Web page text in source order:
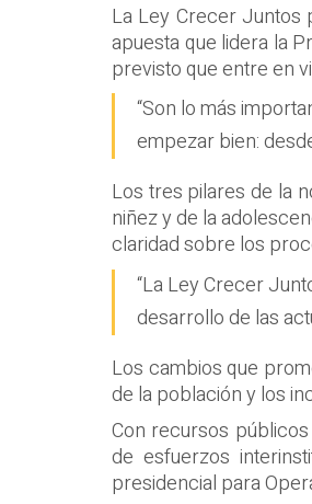
La Ley Crecer Juntos
apuesta que lidera la
previsto que entre en
“Son lo más
empezar bien:
Los tres pilares de la
niñez y de la
claridad sobre los
“La Ley Crecer
desarrollo de las
Los cambios que
de la población y los
Con recursos
de esfuerzos
presidencial para